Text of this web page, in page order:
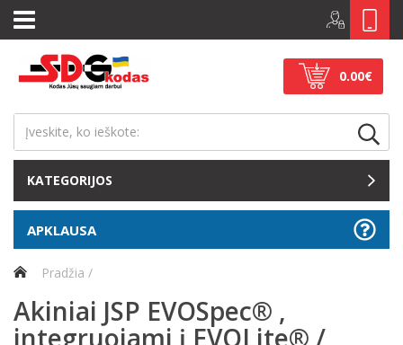
0.00€
KATEGORIJOS
APKLAUSA
Pradžia
Akiniai JSP EVOSpec® ,
integruojami į EVOLite® /